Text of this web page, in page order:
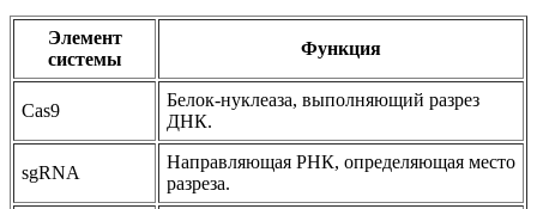
Элемент
системы
Функция
Cas9
Белок-нуклеаза, выполняющий разрез
ДНК.
sgRNA
Направляющая РНК, определяющая место
разреза.